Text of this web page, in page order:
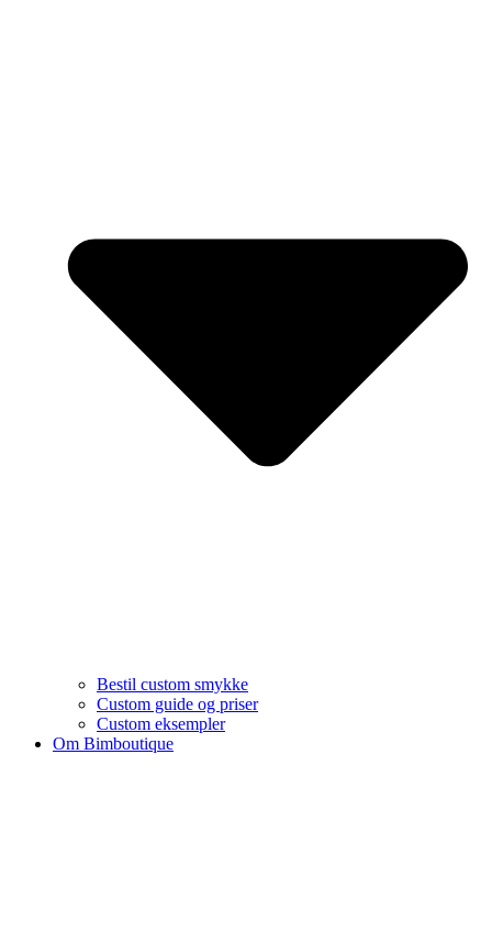
Bestil custom smykke
Custom guide og priser
Custom eksempler
Om Bimboutique